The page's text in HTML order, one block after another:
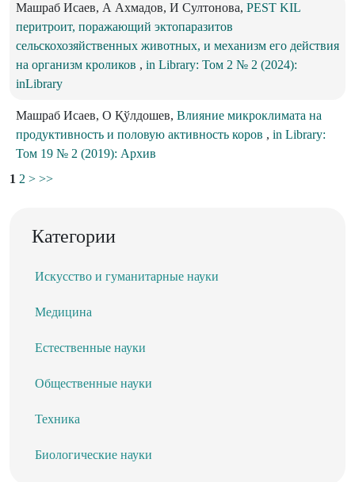
Машраб Исаев, А Ахмадов, И Султонова, PEST KIL
перитроит, поражающий эктопаразитов
сельскохозяйственных животных, и механизм его действия
на организм кроликов , in Library: Том 2 № 2 (2024):
inLibrary
Машраб Исаев, О Қўлдошев, Влияние микроклимата на
продуктивность и половую активность коров , in Library:
Том 19 № 2 (2019): Архив
1 2 > >>
Категории
Искусство и гуманитарные науки
Медицина
Естественные науки
Общественные науки
Техника
Биологические науки